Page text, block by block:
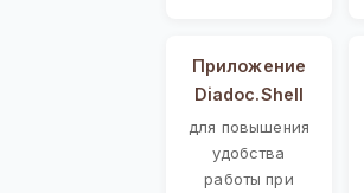
Приложение
Diadoc.Shell
для повышения
удобства
работы при